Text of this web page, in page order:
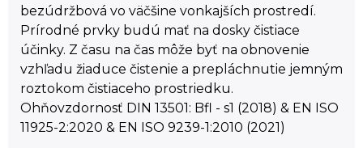
bezúdržbová vo väčšine vonkajších prostredí.
Prírodné prvky budú mať na dosky čistiace
účinky. Z času na čas môže byť na obnovenie
vzhľadu žiaduce čistenie a prepláchnutie jemným
roztokom čistiaceho prostriedku.
Ohňovzdornosť DIN 13501: Bfl - s1 (2018) & EN ISO
11925-2:2020 & EN ISO 9239-1:2010 (2021)